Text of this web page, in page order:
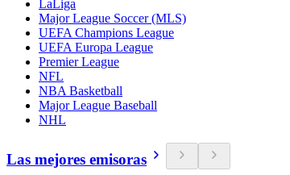
LaLiga
Major League Soccer (MLS)
UEFA Champions League
UEFA Europa League
Premier League
NFL
NBA Basketball
Major League Baseball
NHL
Las mejores emisoras